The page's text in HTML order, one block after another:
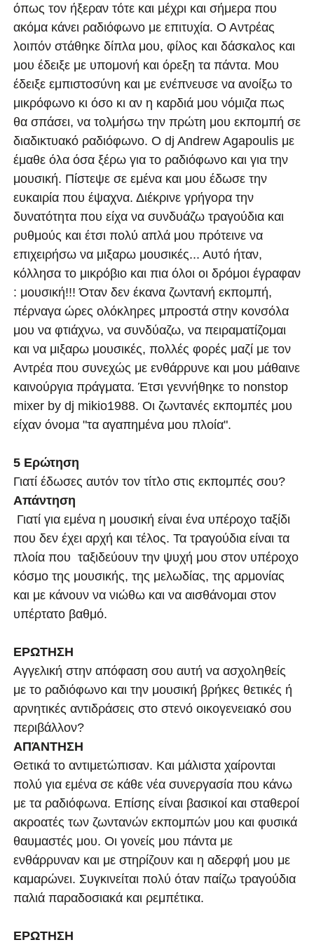
όπως τον ήξεραν τότε και μέχρι και σήμερα που
ακόμα κάνει ραδιόφωνο με επιτυχία. Ο Αντρέας
λοιπόν στάθηκε δίπλα μου, φίλος και δάσκαλος και
μου έδειξε με υπομονή και όρεξη τα πάντα. Μου
έδειξε εμπιστοσύνη και με ενέπνευσε να ανοίξω το
μικρόφωνο κι όσο κι αν η καρδιά μου νόμιζα πως
θα σπάσει, να τολμήσω την πρώτη μου εκπομπή σε
διαδικτυακό ραδιόφωνο. Ο dj Andrew Agapoulis με
έμαθε όλα όσα ξέρω για το ραδιόφωνο και για την
μουσική. Πίστεψε σε εμένα και μου έδωσε την
ευκαιρία που έψαχνα. Διέκρινε γρήγορα την
δυνατότητα που είχα να συνδυάζω τραγούδια και
ρυθμούς και έτσι πολύ απλά μου πρότεινε να
επιχειρήσω να μιξαρω μουσικές... Αυτό ήταν,
κόλλησα το μικρόβιο και πια όλοι οι δρόμοι έγραφαν
: μουσική!!! Όταν δεν έκανα ζωντανή εκπομπή,
πέρναγα ώρες ολόκληρες μπροστά στην κονσόλα
μου να φτιάχνω, να συνδύαζω, να πειραματίζομαι
και να μιξαρω μουσικές, πολλές φορές μαζί με τον
Αντρέα που συνεχώς με ενθάρρυνε και μου μάθαινε
καινούργια πράγματα. Έτσι γεννήθηκε το nonstop
mixer by dj mikio1988. Οι ζωντανές εκπομπές μου
είχαν όνομα "τα αγαπημένα μου πλοία".
5 Ερώτηση
Γιατί έδωσες αυτόν τον τίτλο στις εκπομπές σου?
Απάντηση
Γιατί για εμένα η μουσική είναι ένα υπέροχο ταξίδι
που δεν έχει αρχή και τέλος. Τα τραγούδια είναι τα
πλοία που ταξιδεύουν την ψυχή μου στον υπέροχο
κόσμο της μουσικής, της μελωδίας, της αρμονίας
και με κάνουν να νιώθω και να αισθάνομαι στον
υπέρτατο βαθμό.
ΕΡΩΤΗΣΗ
Αγγελική στην απόφαση σου αυτή να ασχοληθείς
με το ραδιόφωνο και την μουσική βρήκες θετικές ή
αρνητικές αντιδράσεις στο στενό οικογενειακό σου
περιβάλλον?
ΑΠΆΝΤΗΣΗ
Θετικά το αντιμετώπισαν. Και μάλιστα χαίρονται
πολύ για εμένα σε κάθε νέα συνεργασία που κάνω
με τα ραδιόφωνα. Επίσης είναι βασικοί και σταθεροί
ακροατές των ζωντανών εκπομπών μου και φυσικά
θαυμαστές μου. Oι γονείς μου πάντα με
ενθάρρυναν και με στηρίζουν και η αδερφή μου με
καμαρώνει. Συγκινείται πολύ όταν παίζω τραγούδια
παλιά παραδοσιακά και ρεμπέτικα.
ΕΡΩΤΗΣΗ